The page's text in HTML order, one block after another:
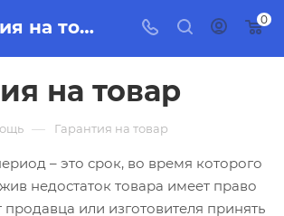
Гарантия на товар 0
на товар
— Гарантия на товар
– это срок, во время которого
недостаток товара имеет право
продавца или изготовителя принять